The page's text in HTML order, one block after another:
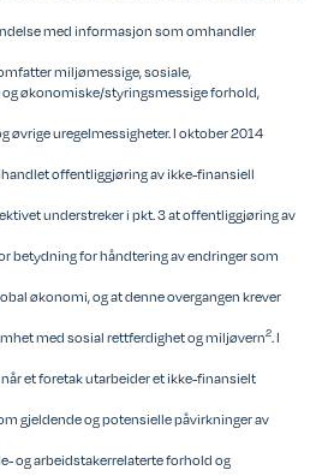
med informasjon som omhandler
miljømessige, sosiale,
økonomiske/styringsmessige forhold,
øvrige uregelmessigheter. I oktober 2014
offentliggjøring av ikke-finansiell
understreker i pkt. 3 at offentliggjøring av
betydning for håndtering av endringer som
økonomi, og at denne overgangen krever
med sosial rettferdighet og miljøvern2. I
et foretak utarbeider et ikke-finansielt
gjeldende og potensielle påvirkninger av
og arbeidstakerrelaterte forhold og